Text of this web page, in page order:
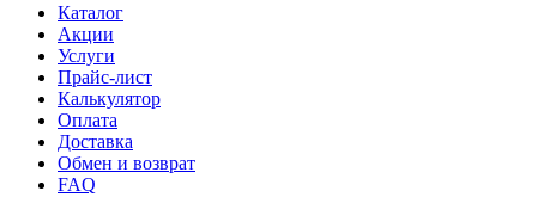
Каталог
Акции
Услуги
Прайс-лист
Калькулятор
Оплата
Доставка
Обмен и возврат
FAQ